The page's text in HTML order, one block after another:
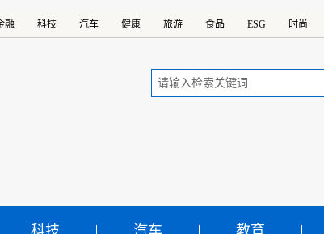
融 科技 汽车 健康 旅游 食品 ESG 时尚
科技 汽车 教育